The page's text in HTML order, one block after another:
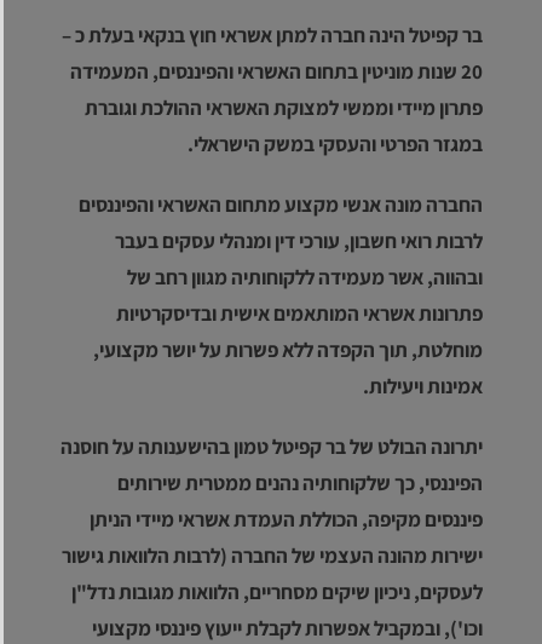
בר קפיטל הינה חברה למתן אשראי חוץ בנקאי בעלת כ –
20 שנות מוניטין בתחום האשראי והפיננסים, המעמידה
פתרון מיידי וממשי למצוקת האשראי ההולכת וגוברת
במגזר הפרטי והעסקי במשק הישראלי.
החברה מונה אנשי מקצוע מתחום האשראי והפיננסים
לרבות רואי חשבון, עורכי דין ומנהלי עסקים בעבר
ובהווה, אשר מעמידה ללקוחותיה מגוון רחב של
פתרונות אשראי המותאמים אישית ובדיסקרטיות
מוחלטת, תוך הקפדה ללא פשרות על יושר מקצועי,
אמינות ויעילות.
יתרונה הבולט של בר קפיטל טמון בהישענותה על חוסנה
הפיננסי, כך שלקוחותיה נהנים ממטרית שירותים
פיננסים מקיפה, הכוללת העמדת אשראי מיידי הניתן
ישירות מהונה העצמי של החברה (לרבות הלוואות גישור
לעסקים, ניכיון שיקים מסחריים, הלוואות מגובות נדל"ן
וכו'), ובמקביל אפשרות לקבלת ייעוץ פיננסי מקצועי